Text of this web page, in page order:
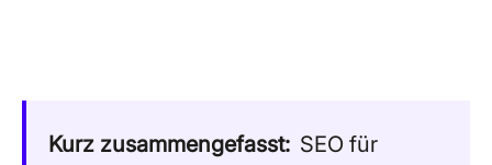
Kurz zusammengefasst: SEO für